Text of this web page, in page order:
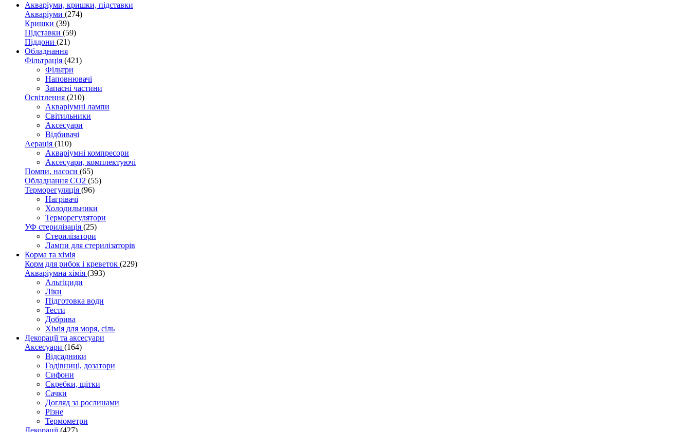
Акваріуми, кришки, підставки
Акваріуми (274)
Кришки (39)
Підставки (59)
Піддони (21)
Обладнання
Фільтрація (421)
Фільтри
Наповнювачі
Запасні частини
Освітлення (210)
Акваріумні лампи
Світильники
Аксесуари
Відбивачі
Аерація (110)
Акваріумні компресори
Аксесуари, комплектуючі
Помпи, насоси (65)
Обладнання CO2 (55)
Терморегуляція (96)
Нагрівачі
Холодильники
Терморегулятори
УФ стерилізація (25)
Стерилізатори
Лампи для стерилізаторів
Корма та хімія
Корм для рибок і креветок (229)
Акваріумна хімія (393)
Альгіциди
Ліки
Підготовка води
Тести
Добрива
Хімія для моря, сіль
Декорації та аксесуари
Аксесуари (164)
Відсадники
Годівниці, дозатори
Сифони
Скребки, щітки
Сачки
Догляд за рослинами
Різне
Термометри